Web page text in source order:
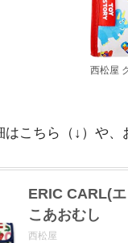
西松屋
はこちら（↓）や、
ERIC CARL(
こあおむし
西松屋